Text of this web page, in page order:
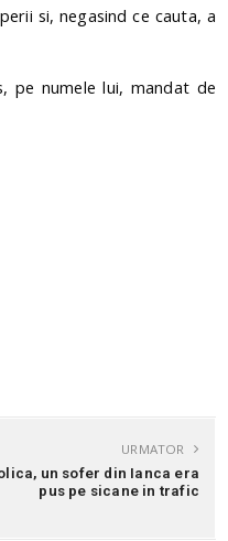
si, negasind ce cauta, a
pe numele lui, mandat de
URMATOR
un sofer din Ianca era
pus pe sicane in trafic